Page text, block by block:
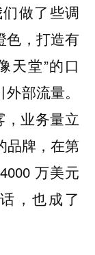
做了些调
色，打造有
天堂”的口
部流量。
，业务量立
品牌，在第
万美元
，也成了